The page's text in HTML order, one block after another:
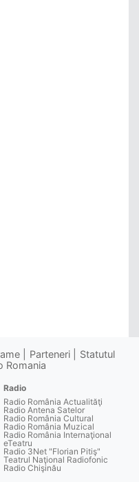
Parteneri
Statutul
Romania
Radio
Radio România Actualităţi
Radio Antena Satelor
Radio România Cultural
Radio România Muzical
Radio România Internaţional
eTeatru
Radio 3Net "Florian Pitiş"
Teatrul Naţional Radiofonic
Radio Chişinău